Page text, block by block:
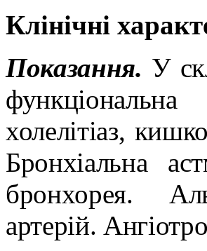
Клінічні
Показання. У
холелітіаз,
Бронхіальна
бронхорея.
артерій.